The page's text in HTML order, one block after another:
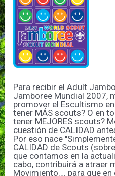
Para recibir el Adult
Jamboree Mundial 2007,
promover el Escultismo
tener MÁS scouts? O en
tener MEJORES scouts?
cuestión de CALIDAD
Por eso nace
CALIDAD de Scouts
que contamos en la
cabo, contribuirá a atraer
Movimiento…. para que